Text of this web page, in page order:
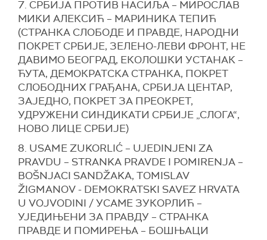
7. СРБИЈА ПРОТИВ НАСИЉА – МИРОСЛАВ
МИКИ АЛЕКСИЋ – МАРИНИКА ТЕПИЋ
(СТРАНКА СЛОБОДЕ И ПРАВДЕ, НАРОДНИ
ПОКРЕТ СРБИЈЕ, ЗЕЛЕНО-ЛЕВИ ФРОНТ, НЕ
ДАВИМО БЕОГРАД, ЕКОЛОШКИ УСТАНАК –
ЋУТА, ДЕМОКРАТСКА СТРАНКА, ПОКРЕТ
СЛОБОДНИХ ГРАЂАНА, СРБИЈА ЦЕНТАР,
ЗАЈЕДНО, ПОКРЕТ ЗА ПРЕОКРЕТ,
УДРУЖЕНИ СИНДИКАТИ СРБИЈЕ „СЛОГА“,
НОВО ЛИЦЕ СРБИЈЕ)
8. USAME ZUKORLIĆ – UJEDINJENI ZA
PRAVDU – STRANKA PRAVDE I POMIRENJA –
BOŠNJACI SANDŽAKA, TOMISLAV
ŽIGMANOV - DEMOKRATSKI SAVEZ HRVATA
U VOJVODINI / УСАМЕ ЗУКОРЛИЋ –
УЈЕДИЊЕНИ ЗА ПРАВДУ – СТРАНКА
ПРАВДЕ И ПОМИРЕЊА – БОШЊАЦИ